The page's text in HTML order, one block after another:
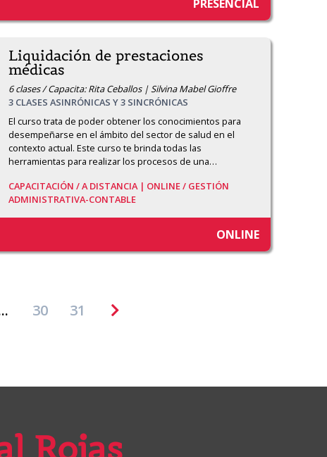
PRESENCIAL
Liquidación de prestaciones
médicas
6 clases / Capacita: Rita Ceballos | Silvina Mabel Gioffre
3 CLASES ASINRÓNICAS Y 3 SINCRÓNICAS
El curso trata de poder obtener los conocimientos para
desempeñarse en el ámbito del sector de salud en el
contexto actual. Este curso te brinda todas las
herramientas para realizar los procesos de una…
CAPACITACIÓN /A DISTANCIA | ONLINE / GESTIÓN
ADMINISTRATIVA-CONTABLE
ONLINE
30 31
Rojas